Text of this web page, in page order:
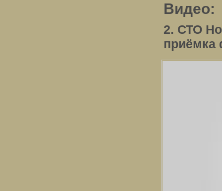
Видео:
2. СТО
приёмка